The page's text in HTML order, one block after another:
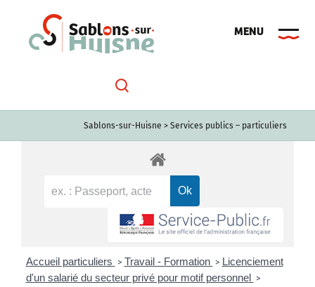
Sablons-sur-Huisne > Services publics – particuliers
Accueil particuliers > Travail - Formation > Licenciement
d'un salarié du secteur privé pour motif personnel >